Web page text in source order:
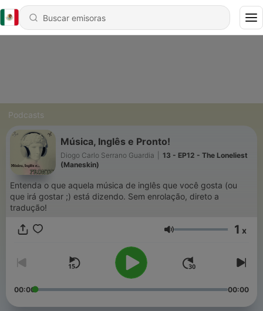
Podcasts
Música, Inglês e Pronto!
Diogo Carlo Serrano Guardia
13 - EP12 - The Loneliest
(Maneskin)
Entenda o que aquela música de inglês que você gosta (ou
que irá gostar ;) está dizendo. Sem enrolação, direto a
tradução!
Volumen 1 x
00:00 00:00